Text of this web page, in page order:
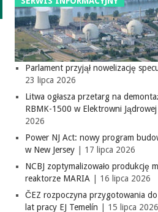
Parlament przyjął nowelizację
23 lipca 2026
Litwa ogłasza przetarg na
RBMK-1500 w Elektrowni
2026
Power NJ Act: nowy program
w New Jersey | 17 lipca 2026
NCBJ zoptymalizowało produkcję
reaktorze MARIA | 16 lipca 2026
ČEZ rozpoczyna przygotowania
lat pracy EJ Temelín | 15 lipca 2026